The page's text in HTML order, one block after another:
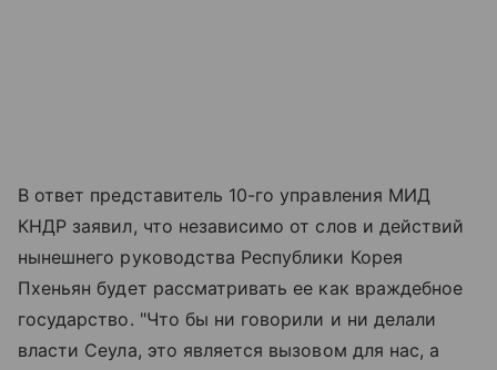
В ответ представитель 10-го управления МИД
КНДР заявил, что независимо от слов и действий
нынешнего руководства Республики Корея
Пхеньян будет рассматривать ее как враждебное
государство. "Что бы ни говорили и ни делали
власти Сеула, это является вызовом для нас, а